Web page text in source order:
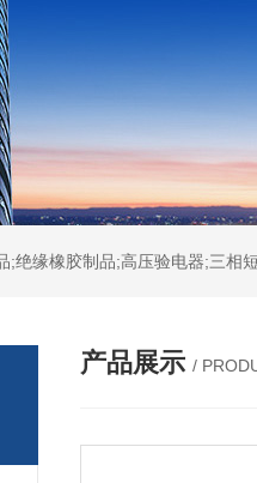
;绝缘橡胶制品;高压验电器;三
产品展示 /